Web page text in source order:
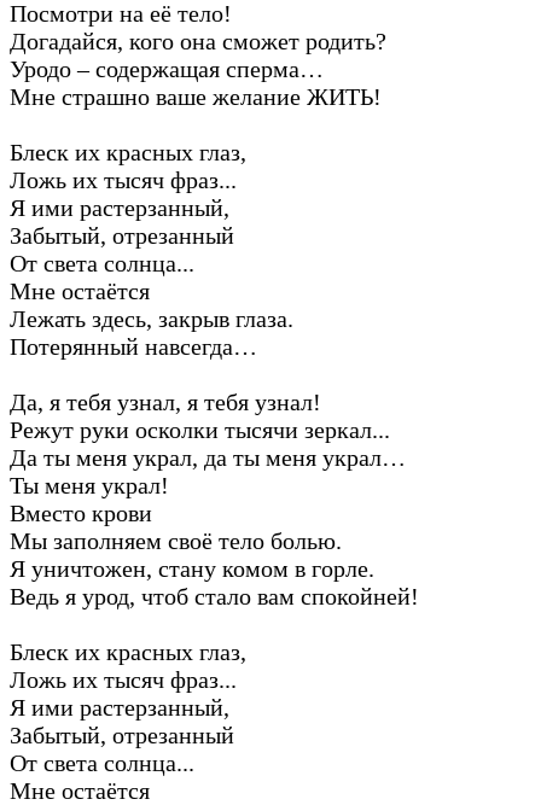
Посмотри на её тело!
Догадайся, кого она сможет родить?
Уродо – содержащая сперма…
Мне страшно ваше желание ЖИТЬ!
Блеск их красных глаз,
Ложь их тысяч фраз...
Я ими растерзанный,
Забытый, отрезанный
От света солнца...
Мне остаётся
Лежать здесь, закрыв глаза.
Потерянный навсегда…
Да, я тебя узнал, я тебя узнал!
Режут руки осколки тысячи зеркал...
Да ты меня украл, да ты меня украл…
Ты меня украл!
Вместо крови
Мы заполняем своё тело болью.
Я уничтожен, стану комом в горле.
Ведь я урод, чтоб стало вам спокойней!
Блеск их красных глаз,
Ложь их тысяч фраз...
Я ими растерзанный,
Забытый, отрезанный
От света солнца...
Мне остаётся